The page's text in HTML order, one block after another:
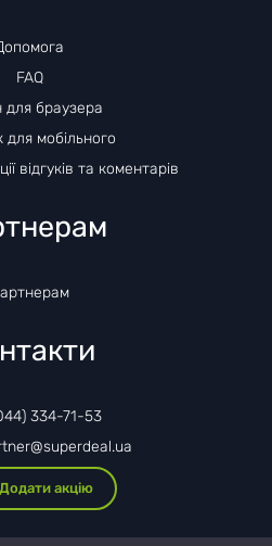
FAQ
для браузера
для мобільного
відгуків та коментарів
334-71-53
Додати акцію